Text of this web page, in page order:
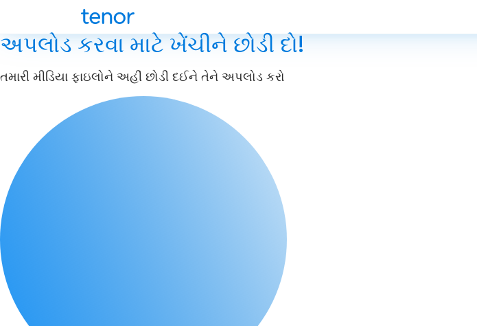
અપલોડ કરવા માટે ખેંચીને છોડી દો!
તમારી મીડિયા ફાઇલોને અહીં છોડી દઈને તેને અપલોડ કરો